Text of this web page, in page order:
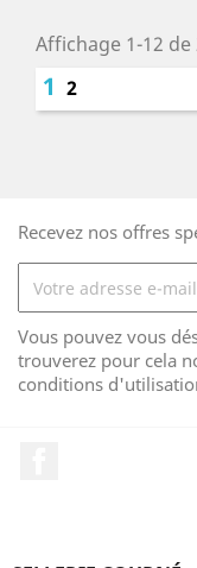
Affichage 1-12
1 2
Recevez nos offres
Vous pouvez vous
trouverez pour cela
conditions